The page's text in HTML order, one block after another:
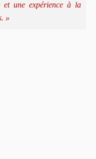
et une expérience à la
»